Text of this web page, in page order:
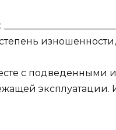
с подведенными
эксплуатации.